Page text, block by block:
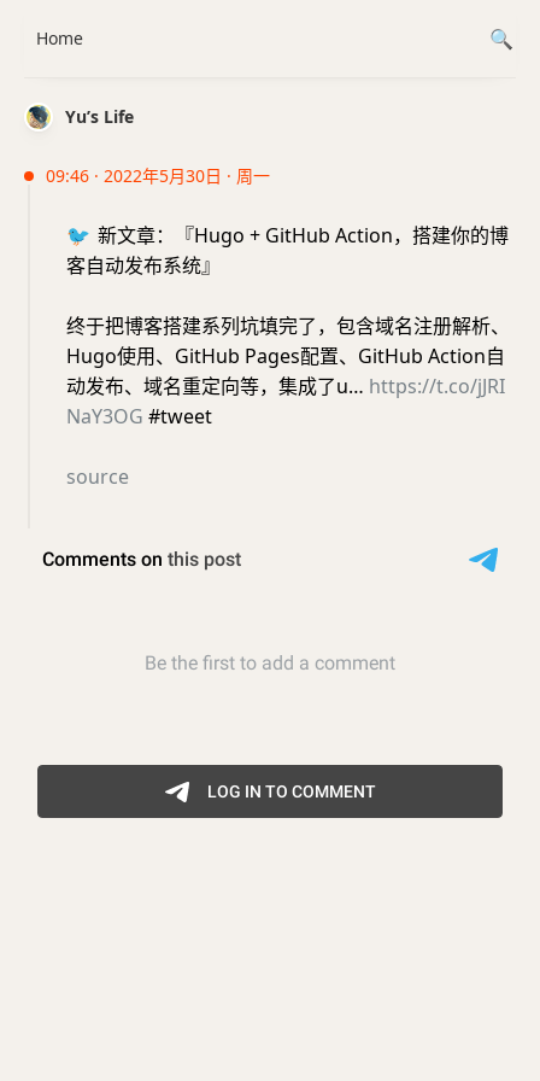
Yu’s Life
09:46 · 2022年5月30日 · 周一
🐦 新文章：『Hugo + GitHub Action，搭建你的博
客自动发布系统』
终于把博客搭建系列坑填完了，包含域名注册解析、
Hugo使用、GitHub Pages配置、GitHub Action自
动发布、域名重定向等，集成了u… https://t.co/jJRI
NaY3OG #tweet
source
Home